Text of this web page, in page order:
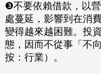
❸不要依賴借款，以
處蔓延，影響到在消
變得越來越困難。投
態，因而不從事「不
按：行業）。